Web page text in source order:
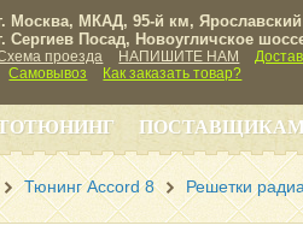
Москва, МКАД, 95-й км, Ярославский
Сергиев Посад, Новоугличское
проезда НАПИШИТЕ НАМ
Самовывоз
Как заказать товар?
Тюнинг Accord 8 Решетки